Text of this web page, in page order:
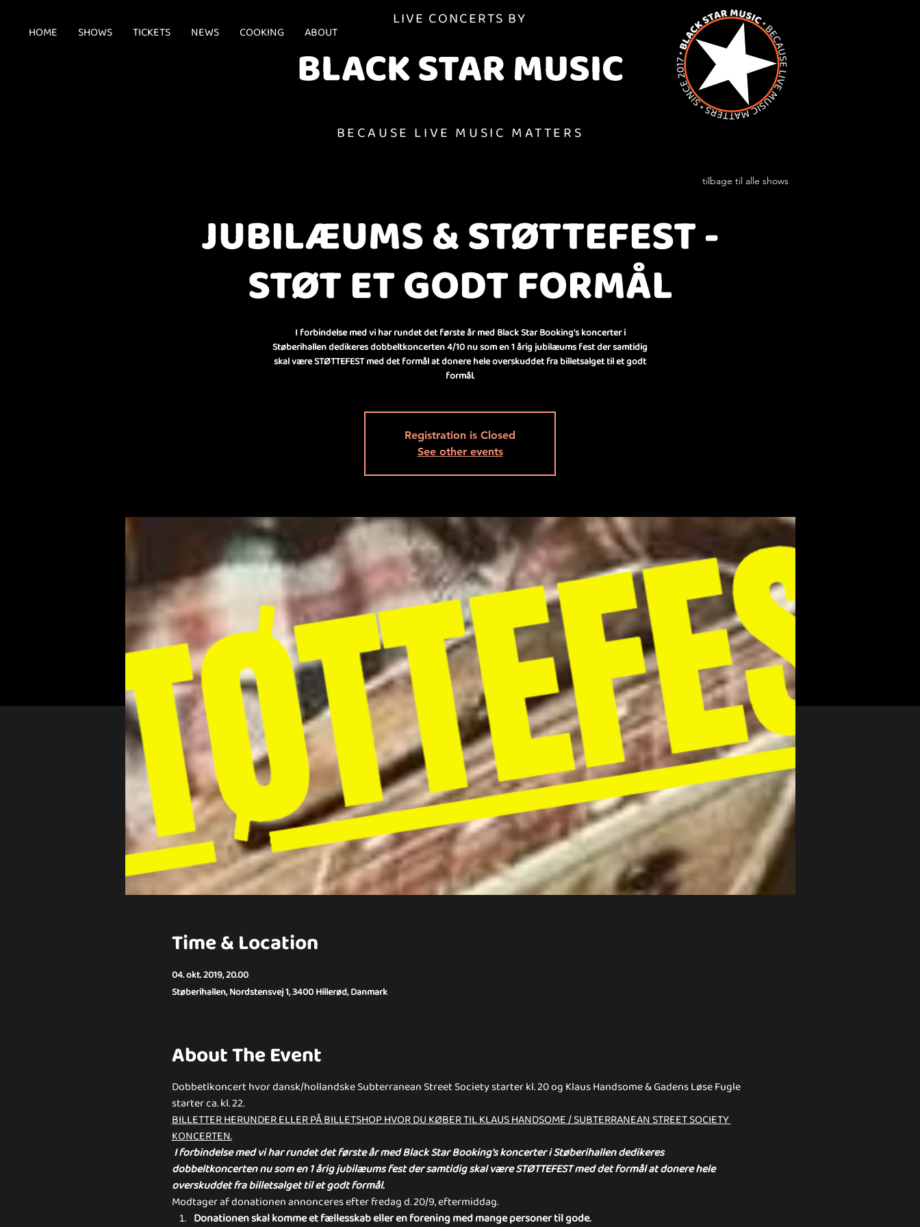
HOME SHOWS TICKETS NEWS COOKING ABOUT
LIVE CONCERTS BY
BLACK STAR MUSIC
BECAUSE LIVE MUSIC MATTERS
JUBILÆUMS & STØTTEFEST -
STØT ET GODT FORMÅL
I forbindelse med vi har rundet det første år med Black Star Booking's koncerter i
Støberihallen dedikeres dobbeltkoncerten 4/10 nu som en 1 årig jubilæums fest der samtidig
skal være STØTTEFEST med det formål at donere hele overskuddet fra billetsalget til et godt
formål.
Registration is Closed
See other events
Time & Location
04. okt. 2019, 20.00
Støberihallen, Nordstensvej 1, 3400 Hillerød, Danmark
About The Event
Dobbetlkoncert hvor dansk/hollandske Subterranean Street Society starter kl. 20 og Klaus Handsome & Gadens Løse Fugle
starter ca. kl. 22.
BILLETTER HERUNDER ELLER PÅ BILLETSHOP HVOR DU KØBER TIL KLAUS HANDSOME / SUBTERRANEAN STREET SOCIETY
KONCERTEN.
I forbindelse med vi har rundet det første år med Black Star Booking's koncerter i Støberihallen dedikeres
dobbeltkoncerten nu som en 1 årig jubilæums fest der samtidig skal være STØTTEFEST med det formål at donere hele
overskuddet fra billetsalget til et godt formål.
Modtager af donationen annonceres efter fredag d. 20/9, eftermiddag.
Donationen skal komme et fællesskab eller en forening med mange personer til gode.
tilbage til alle shows